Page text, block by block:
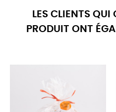
LES CLIENTS QUI
PRODUIT ONT